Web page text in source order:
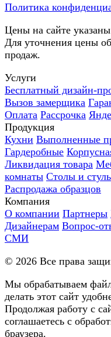
Политика
Цены на сайте
Для уточнения цены
продаж.
Услуги
Бесплатный дизайн-
Вызов замерщика
Оплата Рассрочка
Продукция
Кухни Выполненные
Гардеробные
Ликвидация товара
комнаты Столы и
Распродажа образцов
Компания
О компании Партнеры
Дизайнерам Вопрос-
СМИ
© 2026 Все права
Мы обрабатываем
делать этот сайт
Продолжая работу с
соглашаетесь с
браузера.